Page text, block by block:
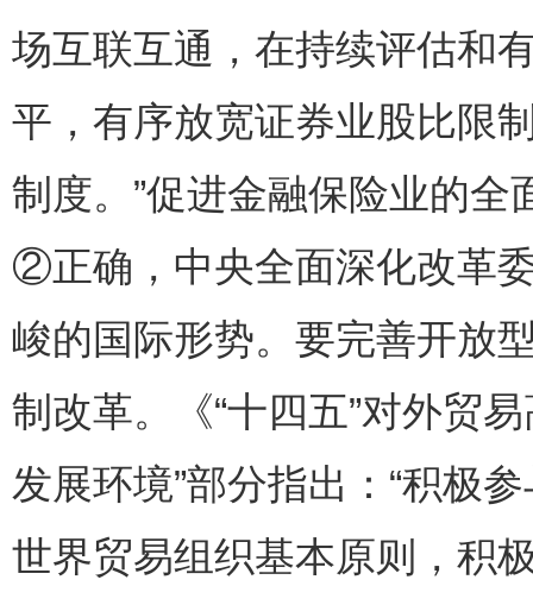
场互联互通，在持续评估和
平，有序放宽证券业股比限
制度。”促进金融保险业的
②正确，中央全面深化改革
峻的国际形势。要完善开放
制改革。《“十四五”对外贸
发展环境”部分指出：“积极
世界贸易组织基本原则，积